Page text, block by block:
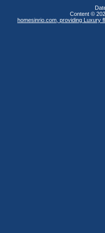
Content ©
homesinrio.com, providing Luxury